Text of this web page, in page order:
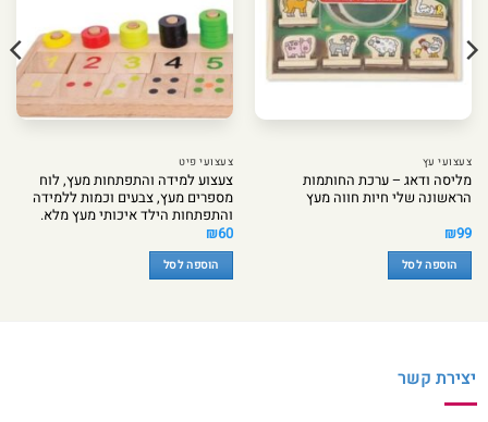
צעצועי עץ
מליסה ודאג – ערכת החותמות
הראשונה שלי חיות חווה מעץ
₪99
הוספה לסל
צעצועי פיט
צעצוע למידה והתפתחות מעץ, לוח
מספרים מעץ, צבעים וכמות ללמידה
והתפתחות הילד איכותי מעץ מלא.
₪60
הוספה לסל
יצירת קשר